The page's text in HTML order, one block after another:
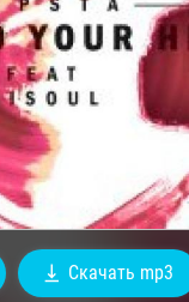
Скачать mp3